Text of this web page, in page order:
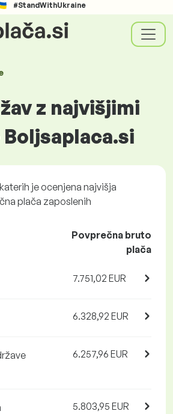
#StandWithUkraine
z najvišjimi
Boljsaplaca.si
je ocenjena najvišja
plača zaposlenih
Povprečna bruto
plača
7.751,02 EUR
6.328,92 EUR
6.257,96 EUR
5.803,95 EUR